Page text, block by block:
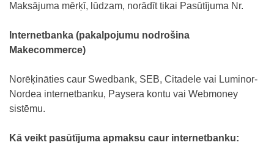
Maksājuma mērķī, lūdzam, norādīt tikai Pasūtījuma Nr.
Internetbanka (pakalpojumu nodrošina
Makecommerce)
Norēķināties caur Swedbank, SEB, Citadele vai Luminor-
Nordea internetbanku, Paysera kontu vai Webmoney
sistēmu.
Kā veikt pasūtījuma apmaksu caur internetbanku: